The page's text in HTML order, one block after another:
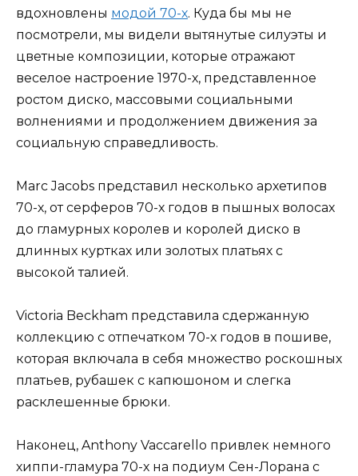
вдохновлены модой 70-х. Куда бы мы не
посмотрели, мы видели вытянутые силуэты и
цветные композиции, которые отражают
веселое настроение 1970-х, представленное
ростом диско, массовыми социальными
волнениями и продолжением движения за
социальную справедливость.
Marc Jacobs представил несколько архетипов
70-х, от серферов 70-х годов в пышных волосах
до гламурных королев и королей диско в
длинных куртках или золотых платьях с
высокой талией.
Victoria Beckham представила сдержанную
коллекцию с отпечатком 70-х годов в пошиве,
которая включала в себя множество роскошных
платьев, рубашек с капюшоном и слегка
расклешенные брюки.
Наконец, Anthony Vaccarello привлек немного
хиппи-гламура 70-х на подиум Сен-Лорана с